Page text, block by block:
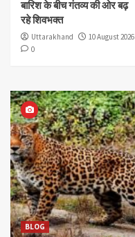
बारिश के बीच गंतव्य की ओर बढ़
रहे शिवभक्त
Uttarakhand
10 August 2026
0
BLOG